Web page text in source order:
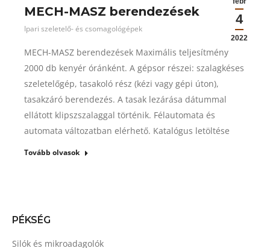
4
2022
MECH-MASZ berendezések
Ipari szeletelő- és csomagológépek
MECH-MASZ berendezések Maximális teljesítmény
2000 db kenyér óránként. A gépsor részei: szalagkéses
szeletelőgép, tasakoló rész (kézi vagy gépi úton),
tasakzáró berendezés. A tasak lezárása dátummal
ellátott klipszszalaggal történik. Félautomata és
automata változatban elérhető. Katalógus letöltése
Tovább olvasok
PÉKSÉG
Silók és mikroadagolók